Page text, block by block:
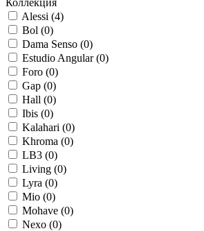
Alessi (4)
Bol (0)
Dama Senso (0)
Estudio Angular (0)
Foro (0)
Gap (0)
Hall (0)
Ibis (0)
Kalahari (0)
Khroma (0)
LB3 (0)
Living (0)
Lyra (0)
Mio (0)
Mohave (0)
Nexo (0)